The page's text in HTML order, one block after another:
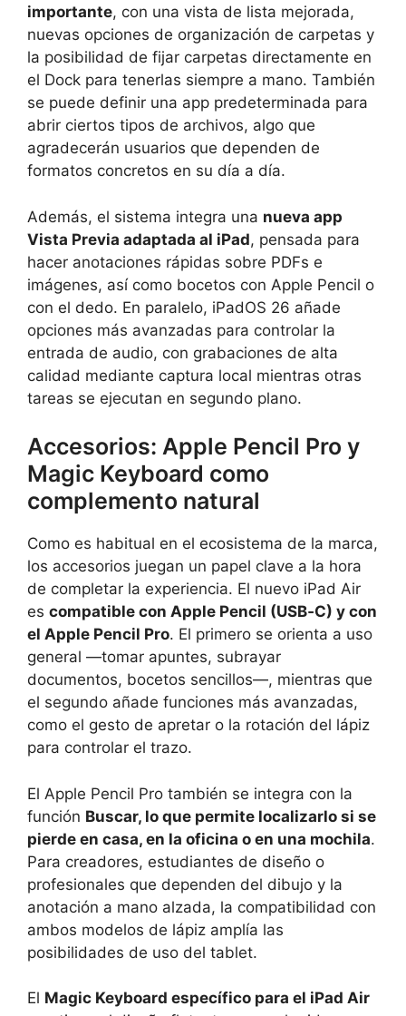
importante, con una vista de lista mejorada,
nuevas opciones de organización de carpetas y
la posibilidad de fijar carpetas directamente en
el Dock para tenerlas siempre a mano. También
se puede definir una app predeterminada para
abrir ciertos tipos de archivos, algo que
agradecerán usuarios que dependen de
formatos concretos en su día a día.
Además, el sistema integra una nueva app
Vista Previa adaptada al iPad, pensada para
hacer anotaciones rápidas sobre PDFs e
imágenes, así como bocetos con Apple Pencil o
con el dedo. En paralelo, iPadOS 26 añade
opciones más avanzadas para controlar la
entrada de audio, con grabaciones de alta
calidad mediante captura local mientras otras
tareas se ejecutan en segundo plano.
Accesorios: Apple Pencil Pro y
Magic Keyboard como
complemento natural
Como es habitual en el ecosistema de la marca,
los accesorios juegan un papel clave a la hora
de completar la experiencia. El nuevo iPad Air
es compatible con Apple Pencil (USB‑C) y con
el Apple Pencil Pro. El primero se orienta a uso
general —tomar apuntes, subrayar
documentos, bocetos sencillos—, mientras que
el segundo añade funciones más avanzadas,
como el gesto de apretar o la rotación del lápiz
para controlar el trazo.
El Apple Pencil Pro también se integra con la
función Buscar, lo que permite localizarlo si se
pierde en casa, en la oficina o en una mochila.
Para creadores, estudiantes de diseño o
profesionales que dependen del dibujo y la
anotación a mano alzada, la compatibilidad con
ambos modelos de lápiz amplía las
posibilidades de uso del tablet.
El Magic Keyboard específico para el iPad Air